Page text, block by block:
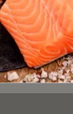
- Hund Zucht